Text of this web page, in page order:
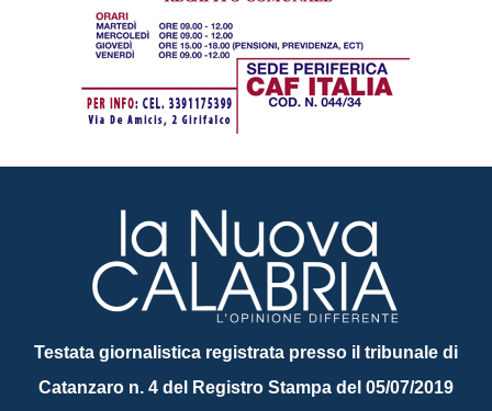
Testata giornalistica registrata presso il tribunale di
Catanzaro n. 4 del Registro Stampa del 05/07/2019